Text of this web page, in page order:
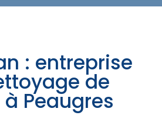
: entreprise
de
Peaugres